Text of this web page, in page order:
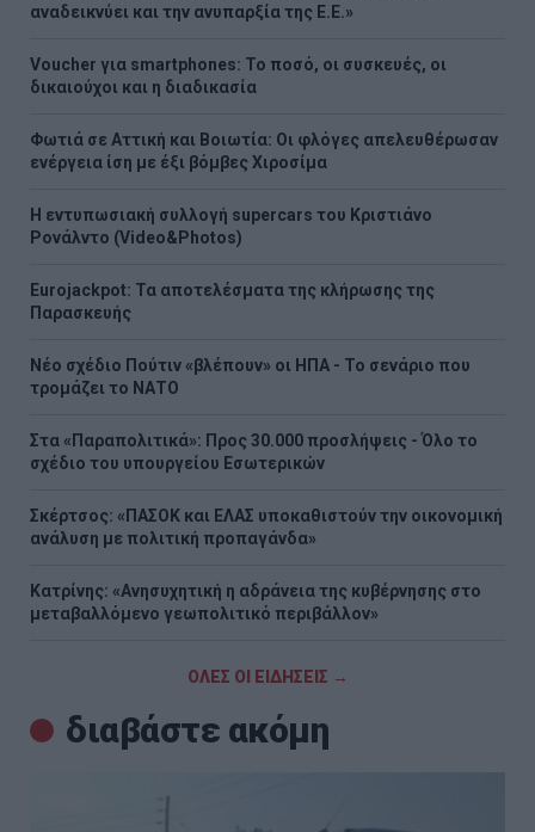
αναδεικνύει και την ανυπαρξία της Ε.Ε.»
Voucher για smartphones: Το ποσό, οι συσκευές, οι
δικαιούχοι και η διαδικασία
Φωτιά σε Αττική και Βοιωτία: Οι φλόγες απελευθέρωσαν
ενέργεια ίση με έξι βόμβες Χιροσίμα
H εντυπωσιακή συλλογή supercars του Κριστιάνο
Ρονάλντο (Video&Photos)
Eurojackpot: Τα αποτελέσματα της κλήρωσης της
Παρασκευής
Νέο σχέδιο Πούτιν «βλέπουν» οι ΗΠΑ - Το σενάριο που
τρομάζει το ΝΑΤΟ
Στα «Παραπολιτικά»: Προς 30.000 προσλήψεις - Όλο το
σχέδιο του υπουργείου Εσωτερικών
Σκέρτσος: «ΠΑΣΟΚ και ΕΛΑΣ υποκαθιστούν την οικονομική
ανάλυση με πολιτική προπαγάνδα»
Κατρίνης: «Ανησυχητική η αδράνεια της κυβέρνησης στο
μεταβαλλόμενο γεωπολιτικό περιβάλλον»
ΟΛΕΣ ΟΙ ΕΙΔΗΣΕΙΣ →
διαβάστε ακόμη